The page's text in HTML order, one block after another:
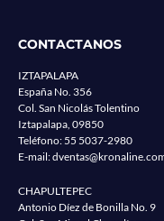
CONTACTANOS
IZTAPALAPA
España No. 356
Col. San Nicolás Tolentino
Iztapalapa, 09850
Teléfono:55 5037-2980
E-mail:
CHAPULTEPEC
Antonio Díez de Bonilla No. 9